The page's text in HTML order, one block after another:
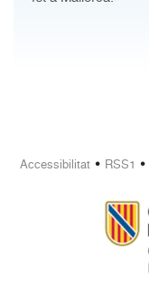
Accessibilitat• RSS1 •